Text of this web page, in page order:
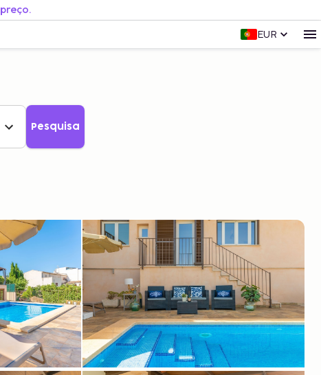
EUR
Pesquisa